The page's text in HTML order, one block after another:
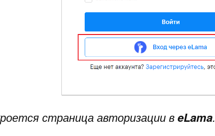
страница авторизации вeLama.